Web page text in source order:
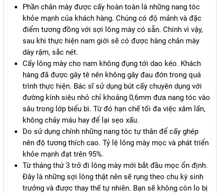
Phần chân mày được cấy hoàn toàn là những nang tóc
khỏe mạnh của khách hàng. Chúng có độ mảnh và đặc
điểm tương đồng với sợi lông mày có sẵn. Chính vì vậy,
sau khi thực hiện nam giới sẽ có được hàng chân mày
dày rậm, sắc nét.
Cấy lông mày cho nam không đụng tới dao kéo. Khách
hàng đã được gây tê nên không gây đau đớn trong quá
trình thực hiện. Bác sĩ sử dụng bút cấy chuyên dụng với
đường kính siêu nhỏ chỉ khoảng 0,6mm đưa nang tóc vào
sâu trong lớp biểu bì. Từ đó hạn chế tối đa việc xâm lấn,
không chảy máu hay để lại sẹo xấu.
Do sử dụng chính những nang tóc tự thân để cấy ghép
nên độ tương thích cao. Tỷ lệ lông mày mọc và phát triển
khỏe mạnh đạt trên 95%.
Từ tháng thứ 3 trở đi lông mày mới bắt đầu mọc ổn định.
Đây là những sợi lông thật nên sẽ rụng theo chu kỳ sinh
trưởng và được thay thế tự nhiên. Bạn sẽ không còn lo bị